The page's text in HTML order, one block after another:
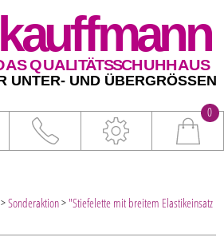
0
>Sonderaktion> "Stiefelette mit breitem Elastikeinsatz